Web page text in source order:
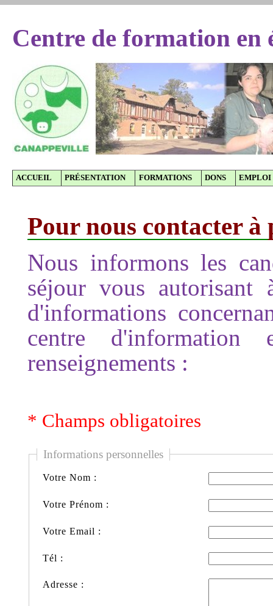
Centre de formation en
ACCUEIL PRÉSENTATION FORMATIONS DONS EMPLOI
Pour nous contacter à
Nous informons les
séjour vous autorisant
d'informations
centre
renseignements :
* Champs obligatoires
Informations personnelles
Votre Nom :
Votre Prénom :
Votre Email :
Tél :
Adresse :